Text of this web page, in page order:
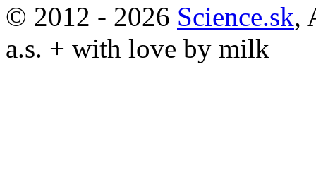
© 2012 - 2026 Science.sk,
a.s. + with love by milk